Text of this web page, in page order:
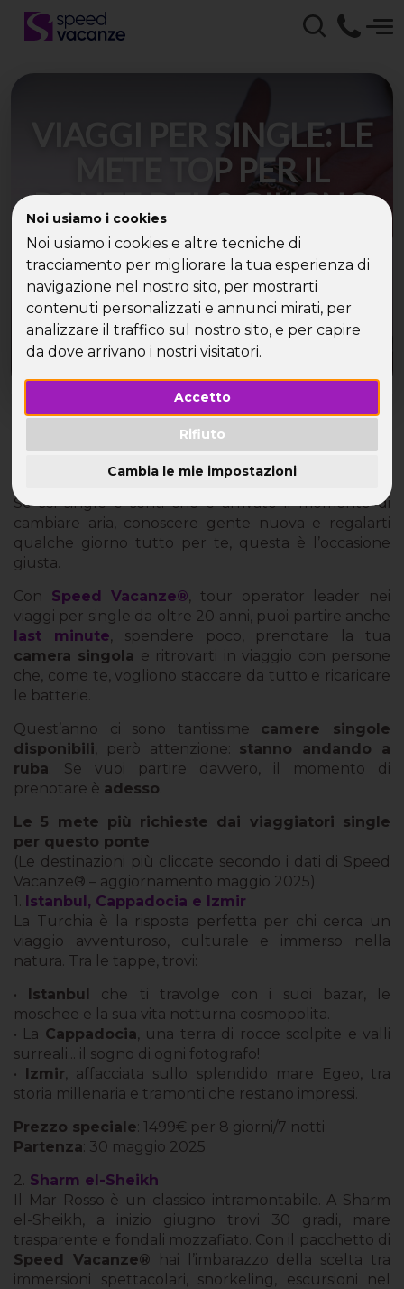
Noi usiamo i cookies
Noi usiamo i cookies e altre tecniche di
tracciamento per migliorare la tua esperienza di
navigazione nel nostro sito, per mostrarti
contenuti personalizzati e annunci mirati, per
analizzare il traffico sul nostro sito, e per capire
da dove arrivano i nostri visitatori.
Accetto
Rifiuto
Cambia le mie impostazioni
VIAGGI PER SINGLE: LE
METE TOP PER IL
PONTE DEL 2 GIUGNO
2025
Dove andare se sei single e vuoi sfruttare al
meglio il ponte del 2 giugno 2025.
Quest’anno il calendario ti regala un’occasione
d’oro: il 2 Giugno cade di lunedì.
Tradotto? Ponte lungo, voglia di partire alle stelle.
Se sei single e senti che è arrivato il momento di
cambiare aria, conoscere gente nuova e regalarti
qualche giorno tutto per te, questa è l’occasione
giusta.
Con Speed Vacanze®, tour operator leader nei
viaggi per single da oltre 20 anni, puoi partire anche
last minute, spendere poco, prenotare la tua
camera singola e ritrovarti in viaggio con persone
che, come te, vogliono staccare da tutto e ricaricare
le batterie.
Quest’anno ci sono tantissime camere singole
disponibili, però attenzione: stanno andando a
ruba. Se vuoi partire davvero, il momento di
prenotare è adesso.
Le 5 mete più richieste dai viaggiatori single
per questo ponte
(Le destinazioni più cliccate secondo i dati di Speed
Vacanze® – aggiornamento maggio 2025)
1. Istanbul, Cappadocia e Izmir
La Turchia è la risposta perfetta per chi cerca un
viaggio avventuroso, culturale e immerso nella
natura. Tra le tappe, trovi:
• Istanbul
che ti travolge con i suoi bazar, le
moschee e la sua vita notturna cosmopolita.
• La Cappadocia, una terra di rocce scolpite e valli
surreali... il sogno di ogni fotografo!
• Izmir, affacciata sullo splendido mare Egeo, tra
storia millenaria e tramonti che restano impressi.
Prezzo speciale: 1499€ per 8 giorni/7 notti
Partenza: 30 maggio 2025
2. Sharm el-Sheikh
Il Mar Rosso è un classico intramontabile. A Sharm
el-Sheikh, a inizio giugno trovi 30 gradi, mare
trasparente e fondali mozzafiato. Con il pacchetto di
Speed Vacanze® hai l’imbarazzo della scelta tra
immersioni spettacolari, snorkeling, escursioni nel